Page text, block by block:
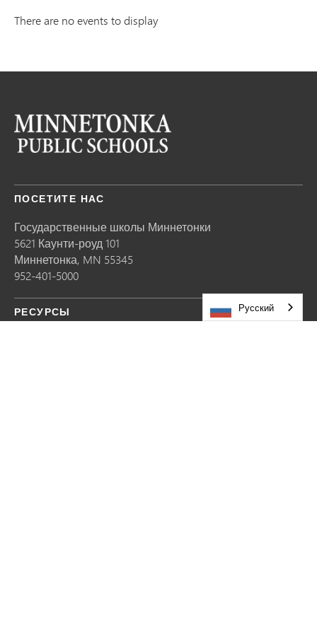
There are no events to display
ПОСЕТИТЕ НАС
Государственные школы Миннетонки
5621 Каунти-роуд 101
Миннетонка, MN 55345
952-401-5000
РЕСУРСЫ Русский